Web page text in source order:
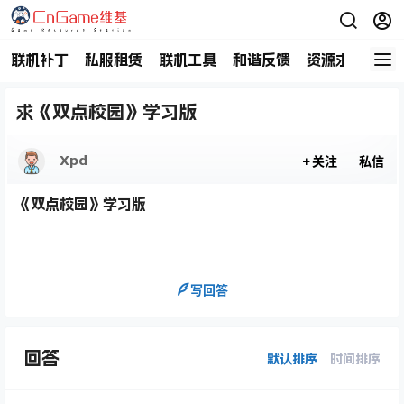
联机补丁 私服租赁 联机工具 和谐反馈 资源求助 商
求《双点校园》学习版
Xpd 关注 私信
《双点校园》学习版
写回答
回答 默认排序 时间排序